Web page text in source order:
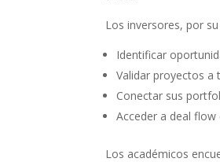
Los inversores, por
Identificar
Validar proyectos a
Conectar sus
Acceder a deal
Los académicos